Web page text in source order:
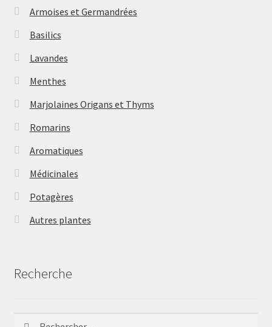
Armoises et Germandrées
Basilics
Lavandes
Menthes
Marjolaines Origans et Thyms
Romarins
Aromatiques
Médicinales
Potagères
Autres plantes
Recherche